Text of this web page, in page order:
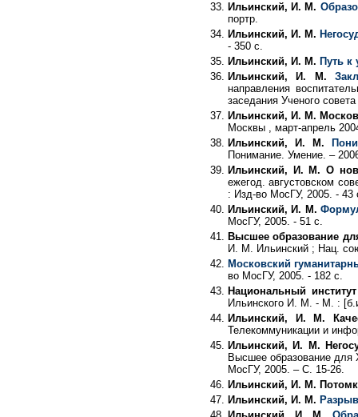
Ильинский, И. М.
портр.
Ильинский, И. М.
- 350 с.
Ильинский, И. М. Путь к
Ильинский, И. М.
направления
заседания Ученого
Ильинский, И. М.
Москвы , март-апрель
Ильинский, И. М.
Понимание. Умение. –
Ильинский, И. М. О
ежегод. августовском
: Изд-во МосГУ, 2005. - 43
Ильинский, И. М.
МосГУ, 2005. - 51 с.
Высшее образование
И. М. Ильинский ; Нац.
Московский
во МосГУ, 2005. - 182 с.
Национальный
Ильинского И. М. - М. :
Ильинский, И. М.
Телекоммуникации и
Ильинский, И. М.
Высшее образование
МосГУ, 2005. – С. 15-26.
Ильинский, И. М.
Ильинский, И. М.